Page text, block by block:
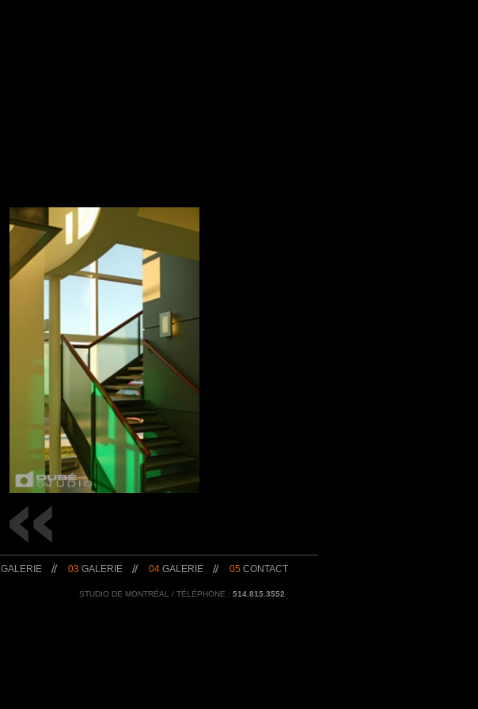
GALERIE 03 GALERIE 04 GALERIE 05 CONTACT
STUDIO DE MONTRÉAL / TÉLÉPHONE : 514.815.3552